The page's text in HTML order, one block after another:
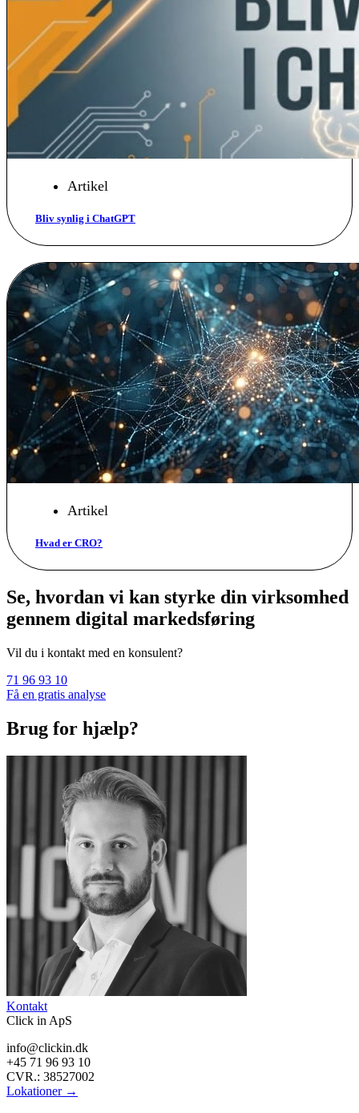
Artikel
Bliv synlig i ChatGPT
Artikel
Hvad er CRO?
Se, hvordan vi kan styrke din virksomhed
gennem digital markedsføring
Vil du i kontakt med en konsulent?
71 96 93 10
Få en gratis analyse
Brug for hjælp?
Kontakt
Click in ApS
info@clickin.dk
+45 71 96 93 10
CVR.: 38527002
Lokationer →